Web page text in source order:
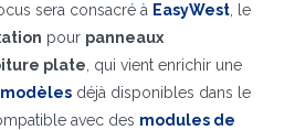
sera consacré à EasyWest , le
pour panneaux
plate , qui vient enrichir une
modèles déjà disponibles dans le
avec des modules de